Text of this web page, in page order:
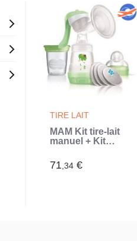
TIRE LAIT
MAM Kit tire-lait
manuel + Kit
(Transparent)
71 ,34 €